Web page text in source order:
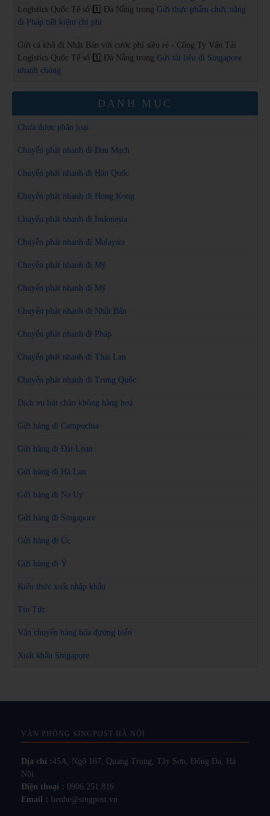
Logistics Quốc Tế số 1️⃣ Đà Nẵng trong Gửi thực phẩm chức năng
đi Pháp tiết kiệm chi phí
Gửi cá khô đi Nhật Bản với cước phí siêu rẻ - Công Ty Vận Tải
Logistics Quốc Tế số 1️⃣ Đà Nẵng trong Gửi tài liệu đi Singapore
nhanh chóng
DANH MỤC
Chưa được phân loại
Chuyển phát nhanh đi Đan Mạch
Chuyển phát nhanh đi Hàn Quốc
Chuyển phát nhanh đi Hong Kong
Chuyển phát nhanh đi Indonesia
Chuyển phát nhanh đi Malaysia
Chuyển phát nhanh đi Mỹ
Chuyển phát nhanh đi Mỹ
Chuyển phát nhanh đi Nhật Bản
Chuyển phát nhanh đi Pháp
Chuyển phát nhanh đi Thái Lan
Chuyển phát nhanh đi Trung Quốc
Dịch vụ hút chân không hàng hoá
Gửi hàng đi Campuchia
Gửi hàng đi Đài Loan
Gửi hàng đi Hà Lan
Gửi hàng đi Na Uy
Gửi hàng đi Singapore
Gửi hàng đi Úc
Gửi hàng đi Ý
Kiến thức xuất nhập khẩu
Tin Tức
Vận chuyển hàng hóa đường biển
Xuất khẩu Singapore
VĂN PHÒNG SINGPOST HÀ NỘI
Địa chỉ :45A, Ngõ 167, Quang Trung, Tây Sơn, Đống Đa, Hà
Nội.
Điện thoại : 0906.251.816
Email :
lienhe@singpost.vn